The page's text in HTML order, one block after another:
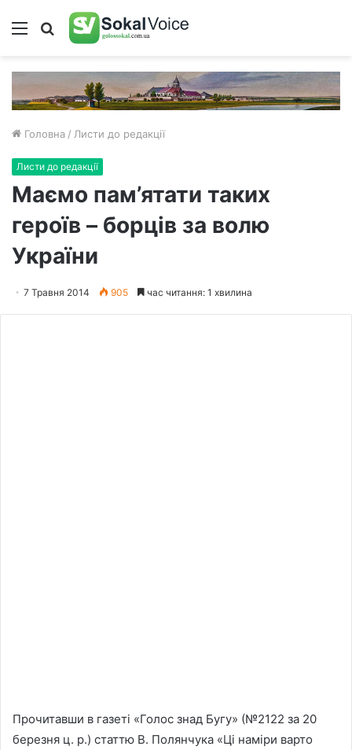
Меню Пошук
Головна / Листи до редакції
Листи до редакції
Маємо пам’ятати таких
героїв – борців за волю
України
7 Травня 2014 905 час читання: 1 хвилина
Прочитавши в газеті «Голос знад Бугу» (№2122 за 20
березня ц. р.) статтю В. Полянчука «Ці наміри варто